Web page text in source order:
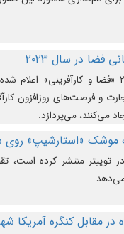
فضا در سال ۲۰۲۳
موضوع هفته جهانی فضا در سال ۲۰۲۳ «فضا و
و فرصت‌های روزافزون
می‌کنند، می‌پردازد.
موشک «استارشیپ» روی
منتشر کرده است،
در مقابل کنگره آمریکا